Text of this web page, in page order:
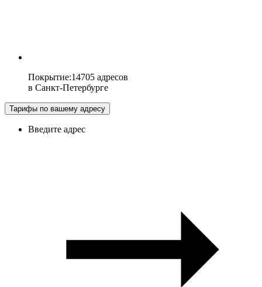
Покрытие:14705 адресов
в Санкт-Петербурге
Тарифы по вашему адресу
Введите адрес